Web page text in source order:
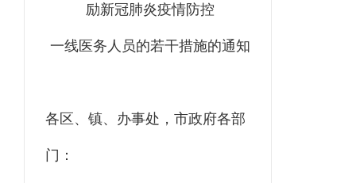
励新冠肺炎疫情防控
一线医务人员的若干措施的通知
各区、镇、办事处， 市政府各部
门 ：